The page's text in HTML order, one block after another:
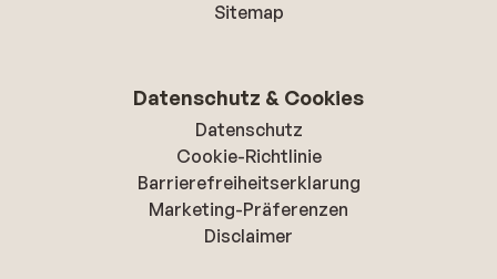
Sitemap
Datenschutz & Cookies
Datenschutz
Cookie-Richtlinie
Barrierefreiheitserklarung
Marketing-Präferenzen
Disclaimer